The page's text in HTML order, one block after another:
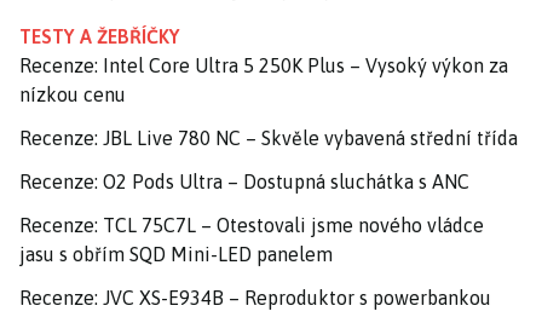
TESTY A ŽEBŘÍČKY
Recenze: Intel Core Ultra 5 250K Plus – Vysoký výkon za
nízkou cenu
Recenze: JBL Live 780 NC – Skvěle vybavená střední třída
Recenze: O2 Pods Ultra – Dostupná sluchátka s ANC
Recenze: TCL 75C7L – Otestovali jsme nového vládce
jasu s obřím SQD Mini-LED panelem
Recenze: JVC XS-E934B – Reproduktor s powerbankou